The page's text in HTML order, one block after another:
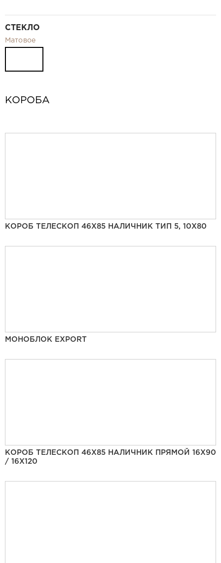
СТЕКЛО
Матовое
КОРОБА
КОРОБ ТЕЛЕСКОП 46Х85 НАЛИЧНИК ТИП 5, 10Х80
МОНОБЛОК EXPORT
КОРОБ ТЕЛЕСКОП 46Х85 НАЛИЧНИК ПРЯМОЙ 16Х90
/ 16Х120